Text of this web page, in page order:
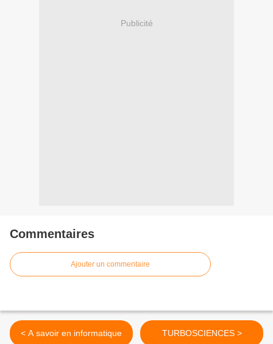
Publicité
Commentaires
Ajouter un commentaire
< A savoir en informatique TURBOSCIENCES >